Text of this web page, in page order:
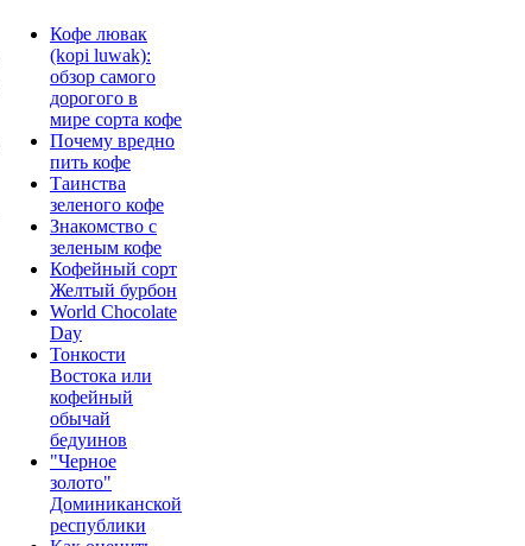
Кофе лювак
(kopi luwak):
обзор самого
дорогого в
мире сорта кофе
Почему вредно
пить кофе
Таинства
зеленого кофе
Знакомство с
зеленым кофе
Кофейный сорт
Желтый бурбон
World Chocolate
Day
Тонкости
Востока или
кофейный
обычай
бедуинов
"Черное
золото"
Доминиканской
республики